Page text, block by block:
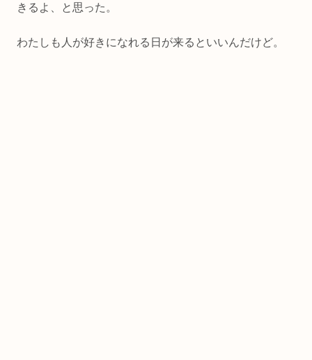
きるよ、と思った。
わたしも人が好きになれる日が来るといいんだけど。